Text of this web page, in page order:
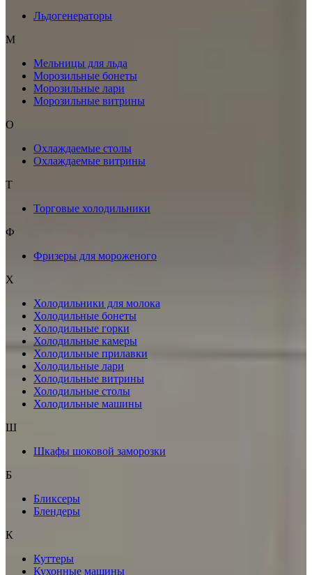
Льдогенераторы
М
Мельницы для льда
Морозильные бонеты
Морозильные лари
Морозильные витрины
О
Охлаждаемые столы
Охлаждаемые витрины
Т
Торговые холодильники
Ф
Фризеры для мороженого
Х
Холодильники для молока
Холодильные бонеты
Холодильные горки
Холодильные камеры
Холодильные прилавки
Холодильные лари
Холодильные витрины
Холодильные столы
Холодильные машины
Ш
Шкафы шоковой заморозки
Б
Бликсеры
Блендеры
К
Куттеры
Кухонные машины